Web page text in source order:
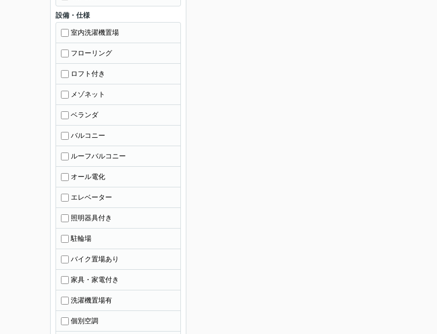
設備・仕様
室内洗濯機置場
フローリング
ロフト付き
メゾネット
ベランダ
バルコニー
ルーフバルコニー
オール電化
エレベーター
照明器具付き
駐輪場
バイク置場あり
家具・家電付き
洗濯機置場有
個別空調